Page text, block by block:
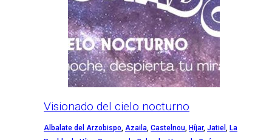
Visionado del cielo nocturno
Albalate del Arzobispo, Azaila, Castelnou, Híjar, Jatiel , La